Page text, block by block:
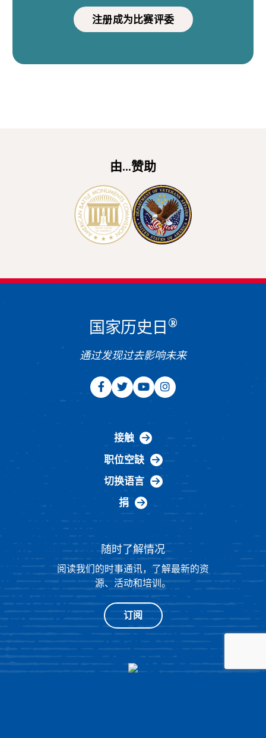
注册成为比赛评委
由...赞助
国家历史日 ®
通过发现过去影响未来
接触
职位空缺
切换语言
捐
随时了解情况
阅读我们的时事通讯，了解最新的资
源、活动和培训。
订阅